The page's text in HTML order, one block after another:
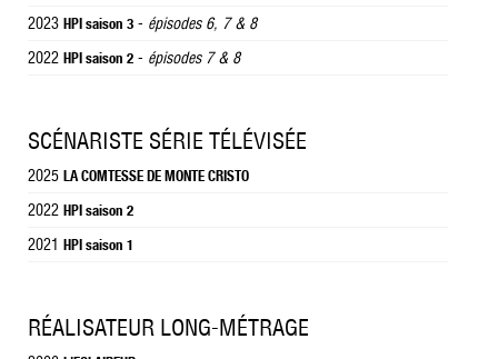
2023 HPI saison 3 - épisodes 6, 7 & 8
2022 HPI saison 2 - épisodes 7 & 8
SCÉNARISTE SÉRIE TÉLÉVISÉE
2025 LA COMTESSE DE MONTE CRISTO
2022 HPI saison 2
2021 HPI saison 1
RÉALISATEUR LONG-MÉTRAGE